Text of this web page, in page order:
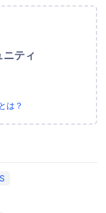
ティ
は？